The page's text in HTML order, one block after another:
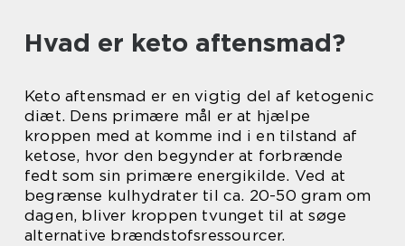
Hvad er keto aftensmad?
Keto aftensmad er en vigtig del af ketogenic
diæt. Dens primære mål er at hjælpe
kroppen med at komme ind i en tilstand af
ketose, hvor den begynder at forbrænde
fedt som sin primære energikilde. Ved at
begrænse kulhydrater til ca. 20-50 gram om
dagen, bliver kroppen tvunget til at søge
alternative brændstofsressourcer.